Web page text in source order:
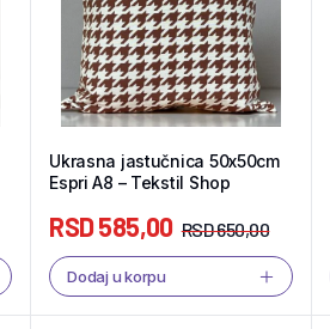
Ukrasna jastučnica 50x50cm
Espri A8 – Tekstil Shop
RSD650,00
RSD585,00
Dodaj u korpu